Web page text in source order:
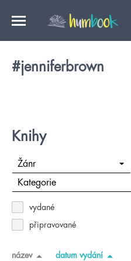
#jenniferbrown
Knihy
Žánr
Kategorie
vydané
připravované
název datum vydání